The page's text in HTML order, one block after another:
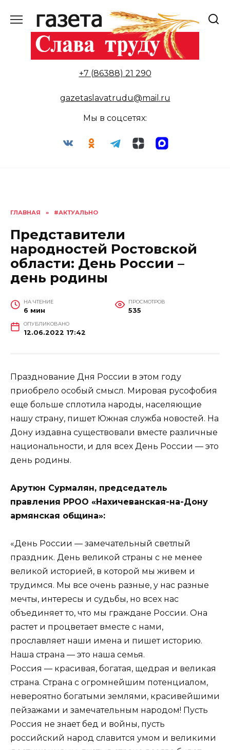
содержанию
+7 (86388) 21 290
gazetaslavatrudu@mail.ru
Мы в соцсетях:
ГЛАВНАЯ » #АКТУАЛЬНО
Представители
народностей Ростовской
области: День России –
день родины
НА ЧТЕНИЕ
6 мин
ПРОСМОТРОВ
535
ОПУБЛИКОВАНО
12.06.2022 17:42
Празднование Дня России в этом году
приобрело особый смысл. Мировая русофобия
еще больше сплотила народы, населяющие
нашу страну, пишет Южная служба новостей. На
Дону издавна существовали вместе различные
национальности, и для всех День России — это
день родины.
Арутюн Сурмалян, председатель
правления РРОО «Нахичеванская-на-Дону
армянская община»:
«День России — замечательный светлый
праздник. День великой страны с не менее
великой историей, в которой мы живем и
трудимся. Мы все очень разные, у нас разные
мечты, интересы и судьбы, но всех нас
объединяет то, что мы граждане России. Она
растет и процветает вместе с нами,
прославляет наши имена и пишет историю.
Наша страна — это наша семья.
Россия — красивая, богатая, щедрая и великая
страна. Страна с огромнейшим потенциалом,
невероятно богатыми землями, красивейшими
пейзажами и замечательным народом! Пусть
Россия не знает бед и войны, пусть
российский народ славится умом и великими